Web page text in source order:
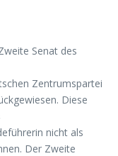
Senat des
Zentrumspartei
Diese
nicht als
Der Zweite